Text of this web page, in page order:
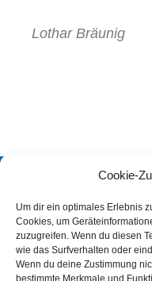
Cookie-
Um dir ein optimales Erlebnis
Cookies, um
zuzugreifen. Wenn du diesen
wie das Surfverhalten oder
Wenn du deine Zustimmung
bestimmte Merkmale und
Lothar Bräunig
Telefon: 06252